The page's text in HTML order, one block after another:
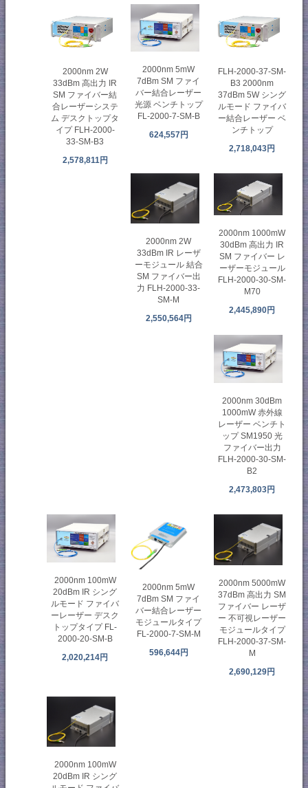
2000nm 2W
33dBm 高出力 IR
SM ファイバー結
合レーザーシステ
ム デスクトップタ
イプ FLH-2000-
33-SM-B3
2,578,811円
2000nm 5mW
7dBm SM ファイ
バー結合レーザー
光源 ベンチトップ
FL-2000-7-SM-B
624,557円
FLH-2000-37-SM-
B3 2000nm
37dBm 5W シング
ルモード ファイバ
ー結合レーザー ベ
ンチトップ
2,718,043円
2000nm 2W
33dBm IR レーザ
ーモジュール 結合
SM ファイバー出
力 FLH-2000-33-
SM-M
2,550,564円
2000nm 1000mW
30dBm 高出力 IR
SM ファイバー レ
ーザーモジュール
FLH-2000-30-SM-
M70
2,445,890円
2000nm 30dBm
1000mW 赤外線
レーザー ベンチト
ップ SM1950 光
ファイバー出力
FLH-2000-30-SM-
B2
2,473,803円
2000nm 100mW
20dBm IR シング
ルモード ファイバ
ーレーザー デスク
トップタイプ FL-
2000-20-SM-B
2,020,214円
2000nm 5mW
7dBm SM ファイ
バー結合レーザー
モジュールタイプ
FL-2000-7-SM-M
596,644円
2000nm 5000mW
37dBm 高出力 SM
ファイバー レーザ
ー 不可視レーザー
モジュールタイプ
FLH-2000-37-SM-
M
2,690,129円
2000nm 100mW
20dBm IR シング